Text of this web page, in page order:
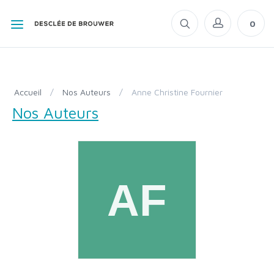
0
Accueil / Nos Auteurs / Anne Christine Fournier
Nos Auteurs